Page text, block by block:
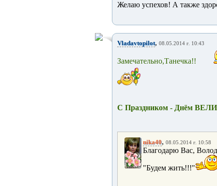
Желаю успехов! А также
Vladavtopilot, 08.05.2014 г. 10:43
Замечательно,Танечка!!
С Праздником - Днём
nika40, 08.05.2014 г. 10:58
Благодарю Вас,
"Будем жить!!!"